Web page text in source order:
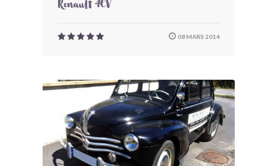
Renault 4CV
08 MARS 2014